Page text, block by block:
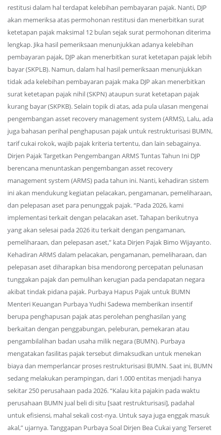
restitusi dalam hal terdapat kelebihan pembayaran pajak. Nanti, DJP
akan memeriksa atas permohonan restitusi dan menerbitkan surat
ketetapan pajak maksimal 12 bulan sejak surat permohonan diterima
lengkap. Jika hasil pemeriksaan menunjukkan adanya kelebihan
pembayaran pajak, DJP akan menerbitkan surat ketetapan pajak lebih
bayar (SKPLB). Namun, dalam hal hasil pemeriksaan menunjukkan
tidak ada kelebihan pembayaran pajak maka DJP akan menerbitkan
surat ketetapan pajak nihil (SKPN) ataupun surat ketetapan pajak
kurang bayar (SKPKB). Selain topik di atas, ada pula ulasan mengenai
pengembangan asset recovery management system (ARMS), Lalu, ada
juga bahasan perihal penghapusan pajak untuk restrukturisasi BUMN,
tarif cukai rokok, wajib pajak kriteria tertentu, dan lain sebagainya.
Dirjen Pajak Targetkan Pengembangan ARMS Tuntas Tahun Ini DJP
berencana menuntaskan pengembangan asset recovery
management system (ARMS) pada tahun ini. Nanti, kehadiran sistem
ini akan mendukung kegiatan pelacakan, pengamanan, pemeliharaan,
dan pelepasan aset para penunggak pajak. “Pada 2026, kami
implementasi terkait dengan pelacakan aset. Tahapan berikutnya
yang akan selesai pada 2026 itu terkait dengan pengamanan,
pemeliharaan, dan pelepasan aset,” kata Dirjen Pajak Bimo Wijayanto.
Kehadiran ARMS dalam pelacakan, pengamanan, pemeliharaan, dan
pelepasan aset diharapkan bisa mendorong percepatan pelunasan
tunggakan pajak dan pemulihan kerugian pada pendapatan negara
akibat tindak pidana pajak. Purbaya Hapus Pajak untuk BUMN
Menteri Keuangan Purbaya Yudhi Sadewa memberikan insentif
berupa penghapusan pajak atas perolehan penghasilan yang
berkaitan dengan penggabungan, peleburan, pemekaran atau
pengambilalihan badan usaha milik negara (BUMN). Purbaya
mengatakan fasilitas pajak tersebut dimaksudkan untuk menekan
biaya dan memperlancar proses restrukturisasi BUMN. Saat ini, BUMN
sedang melakukan perampingan, dari 1.000 entitas menjadi hanya
sekitar 250 perusahaan pada 2026. “Kalau kita pajakin pada waktu
perusahaan BUMN jual beli di situ [saat restrukturisasi], padahal
untuk efisiensi, mahal sekali cost-nya. Untuk saya juga enggak masuk
akal,” ujarnya. Tanggapan Purbaya Soal Dirjen Bea Cukai yang Terseret